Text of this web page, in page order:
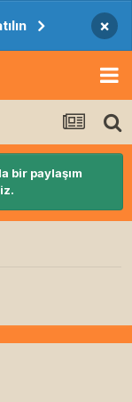
×
bir paylaşım